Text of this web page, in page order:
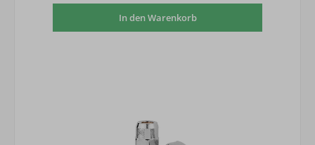
In den Warenkorb